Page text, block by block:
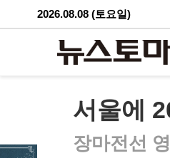
2026.08.08 (토요일)
서울에
장마전선